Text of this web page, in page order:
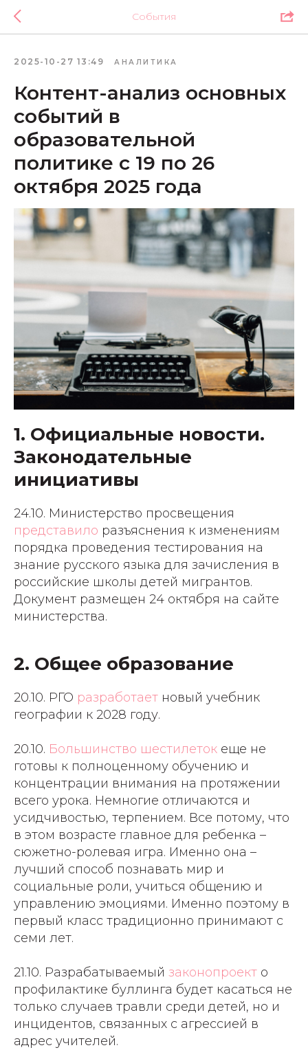
События
2025-10-27 13:49 АНАЛИТИКА
Контент-анализ основных
событий в
образовательной
политике с 19 по 26
октября 2025 года
1. Официальные новости.
Законодательные
инициативы
24.10. Министерство просвещения
представило разъяснения к изменениям
порядка проведения тестирования на
знание русского языка для зачисления в
российские школы детей мигрантов.
Документ размещен 24 октября на сайте
министерства.
2. Общее образование
20.10. РГО разработает новый учебник
географии к 2028 году.
20.10. Большинство шестилеток еще не
готовы к полноценному обучению и
концентрации внимания на протяжении
всего урока. Немногие отличаются и
усидчивостью, терпением. Все потому, что
в этом возрасте главное для ребенка –
сюжетно-ролевая игра. Именно она –
лучший способ познавать мир и
социальные роли, учиться общению и
управлению эмоциями. Именно поэтому в
первый класс традиционно принимают с
семи лет.
21.10. Разрабатываемый законопроект о
профилактике буллинга будет касаться не
только случаев травли среди детей, но и
инцидентов, связанных с агрессией в
адрес учителей.